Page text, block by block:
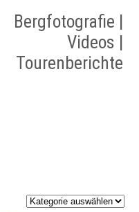
Bergfotografie |
Videos |
Tourenberichte
Kategorien